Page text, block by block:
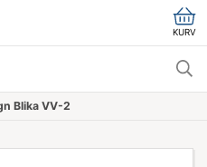
KURV
Blika VV-2